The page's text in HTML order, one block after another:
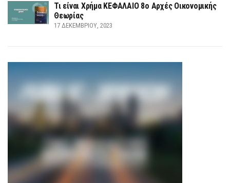
Τι είναι Χρήμα ΚΕΦΑΛΑΙΟ 8ο Αρχές Οικονομικής
Θεωρίας
17 ΔΕΚΕΜΒΡΊΟΥ, 2023